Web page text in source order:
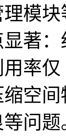
模
著
率
空
问